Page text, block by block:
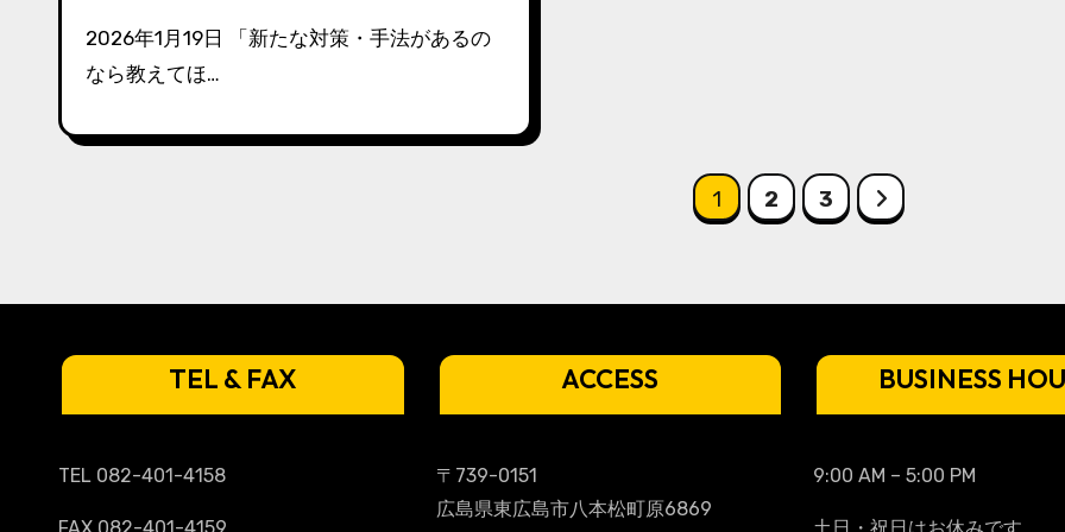
2026年1月19日 「新たな対策・手法があるの
なら教えてほ…
投
の
1 2 3
TEL & FAX
TEL 082-401-4158
FAX 082-401-4159
ACCESS
〒739-0151
広島県東広島市八本松町原6869
BUSINESS
9:00 AM – 5:00 PM
土日・祝日はお休みです。